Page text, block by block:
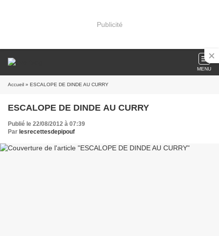
Publicité
MENU
Accueil » ESCALOPE DE DINDE AU CURRY
ESCALOPE DE DINDE AU CURRY
Publié le 22/08/2012 à 07:39
Par lesrecettesdepipouf